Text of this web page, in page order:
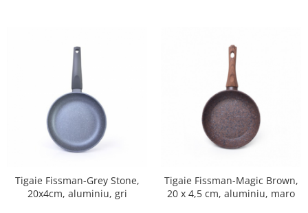
Tigaie Fissman-Grey Stone,
20x4cm, aluminiu, gri
Tigaie Fissman-Magic Brown,
20 x 4,5 cm, aluminiu, maro